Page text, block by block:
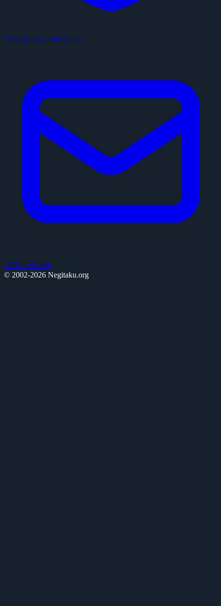
プライバシーポリシー
お問い合わせ
© 2002-2026 Negitaku.org